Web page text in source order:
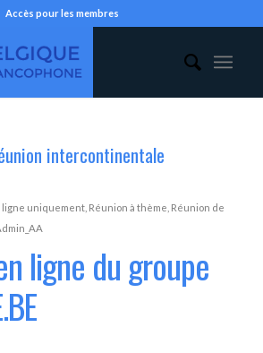
Accès pour les membres
intercontinentale
ligne uniquement, Réunion à thème Réunion de
ligne du groupe